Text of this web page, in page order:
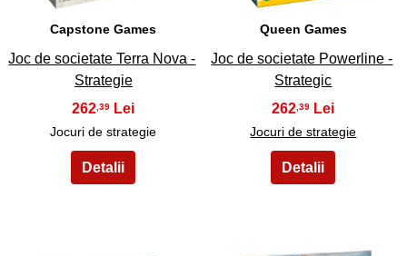
Capstone Games
Joc de societate Terra Nova -
Strategie
262 ,39
Jocuri de strategie
Queen Games
Joc de societate Powerline -
Strategic
262 ,39
Jocuri de strategie